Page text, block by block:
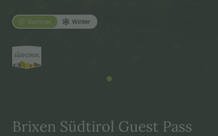
Sommer Winter
Brixen Südtirol Guest Pass